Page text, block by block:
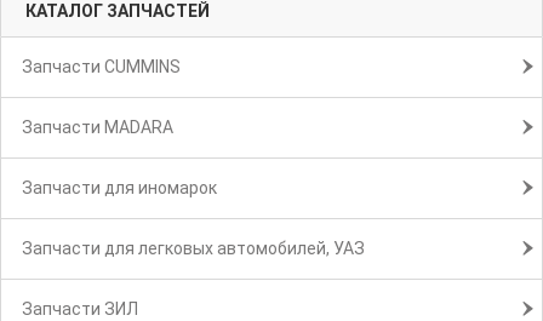
КАТАЛОГ ЗАПЧАСТЕЙ
Запчасти CUMMINS
Запчасти MADARA
Запчасти для иномарок
Запчасти для легковых автомобилей, УАЗ
Запчасти ЗИЛ